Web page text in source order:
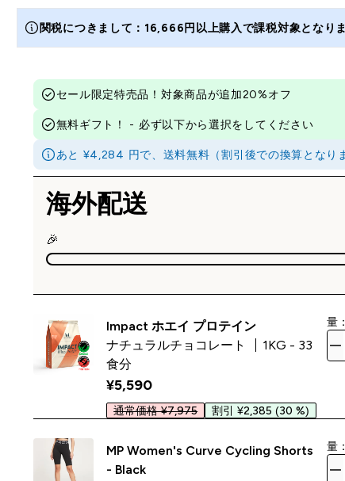
関税につきまして：16,666円以上購入で課税対象となり
セール限定特売品！対象商品が追加20%オフ
無料ギフト！ - 必ず以下から選択をしてください
あと ¥4,284 円で、送料無料（割引後での換算となり
海外配送
🎉
Impact ホエイ プロテイン
ナチュラルチョコレート
1KG - 33
食分
¥5,590‎
通常価格 ¥7,975 割引 ¥2,385 (30 %)
量：
MP Women's Curve Cycling Shorts
- Black
量：